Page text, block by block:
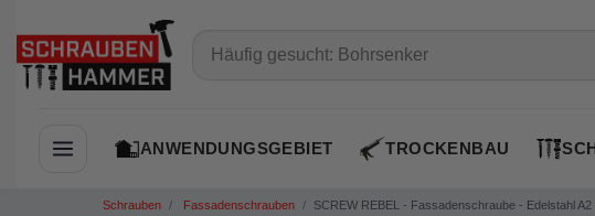
Navigation öffnen
ANWENDUNGSGEBIET TROCKENBAU
Schrauben Fassadenschrauben SCREW REBEL - Fassadenschraube - Edelstahl